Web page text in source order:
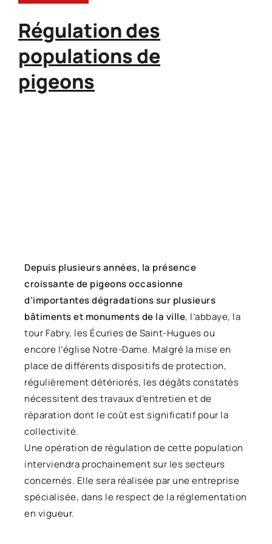
Régulation des
populations de
pigeons
Depuis plusieurs années, la présence
croissante de pigeons occasionne
d’importantes dégradations sur plusieurs
bâtiments et monuments de la ville, l’abbaye, la
tour Fabry, les Écuries de Saint-Hugues ou
encore l’église Notre-Dame. Malgré la mise en
place de différents dispositifs de protection,
régulièrement détériorés, les dégâts constatés
nécessitent des travaux d’entretien et de
réparation dont le coût est significatif pour la
collectivité.
Une opération de régulation de cette population
interviendra prochainement sur les secteurs
concernés. Elle sera réalisée par une entreprise
spécialisée, dans le respect de la réglementation
en vigueur.